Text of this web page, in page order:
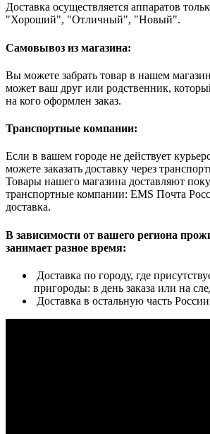
Доставка осуществляется аппаратов
"Хороший", "Отличный", "Новый".
Самовывоз из магазина:
Вы можете забрать товар в нашем
может ваш друг или родственник,
на кого оформлен заказ.
Транспортные компании:
Если в вашем городе не действует
можете заказать доставку через
Товары нашего магазина доставляют
транспортные компании: EMS Почта
доставка.
В зависимости от вашего региона
занимает разное время:
Доставка по городу, где
пригороды: в день заказа или на
Доставка в остальную часть